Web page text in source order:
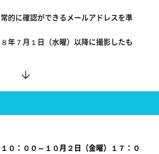
的に確認ができるメールアドレスを準
年７月１日（水曜）以降に撮影したも
０：００～１０月２日（金曜）１７：０